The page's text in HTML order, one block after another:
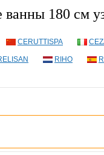
ванны 180 см
CERUTTISPA
RIHO